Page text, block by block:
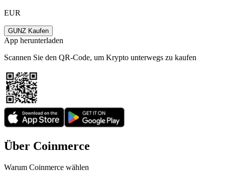
EUR
GUNZ Kaufen
App herunterladen
Scannen Sie den QR-Code, um Krypto unterwegs zu kaufen
Über Coinmerce
Warum Coinmerce wählen